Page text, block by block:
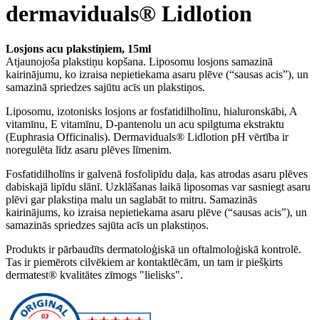
dermaviduals® Lidlotion
Losjons acu plakstiņiem, 15ml
Atjaunojoša plakstiņu kopšana. Liposomu losjons samazinā
kairinājumu, ko izraisa nepietiekama asaru plēve (“sausas acis”), un
samazinā spriedzes sajūtu acīs un plakstiņos.
Liposomu, izotonisks losjons ar fosfatidilholīnu, hialuronskābi, A
vitamīnu, E vitamīnu, D-pantenolu un acu spilgtuma ekstraktu
(Euphrasia Officinalis). Dermaviduals® Lidlotion pH vērtība ir
noregulēta līdz asaru plēves līmenim.
Fosfatidilholīns ir galvenā fosfolipīdu daļa, kas atrodas asaru plēves
dabiskajā lipīdu slānī. Uzklāšanas laikā liposomas var sasniegt asaru
plēvi gar plakstiņa malu un saglabāt to mitru. Samazinās
kairinājums, ko izraisa nepietiekama asaru plēve (“sausas acis”), un
samazinās spriedzes sajūta acīs un plakstiņos.
Produkts ir pārbaudīts dermatoloģiskā un oftalmoloģiskā kontrolē.
Tas ir piemērots cilvēkiem ar kontaktlēcām, un tam ir piešķirts
dermatest® kvalitātes zīmogs "lielisks".